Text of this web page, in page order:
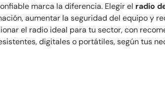
marca la diferencia. Elegir el radio
aumentar la seguridad del equipo y
el radio ideal para tu sector, con
digitales o portátiles, según tus